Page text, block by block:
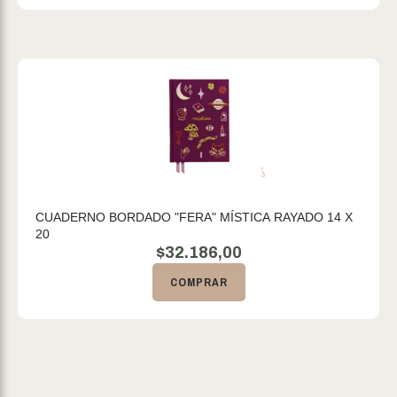
CUADERNO BORDADO "FERA" MÍSTICA RAYADO 14 X
20
$32.186,00
COMPRAR